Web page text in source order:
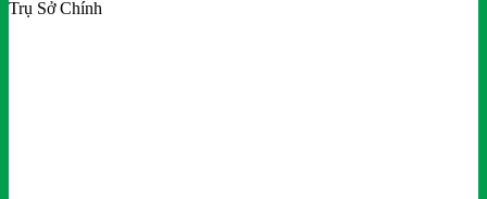
Trụ Sở Chính